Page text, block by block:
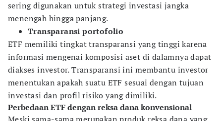
sering digunakan untuk strategi investasi jangka
menengah hingga panjang.
Transparansi portofolio
ETF memiliki tingkat transparansi yang tinggi karena
informasi mengenai komposisi aset di dalamnya dapat
diakses investor. Transparansi ini membantu investor
menentukan apakah suatu ETF sesuai dengan tujuan
investasi dan profil risiko yang dimiliki.
Perbedaan ETF dengan reksa dana konvensional